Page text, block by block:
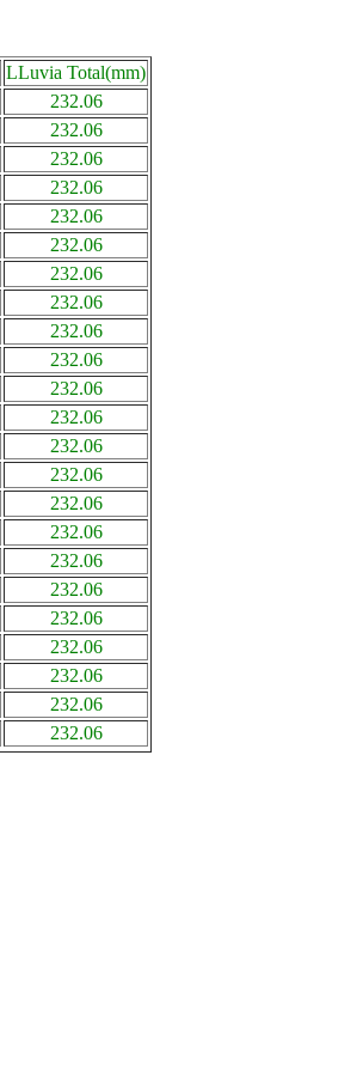
LLuvia Total(mm)
232.06
232.06
232.06
232.06
232.06
232.06
232.06
232.06
232.06
232.06
232.06
232.06
232.06
232.06
232.06
232.06
232.06
232.06
232.06
232.06
232.06
232.06
232.06